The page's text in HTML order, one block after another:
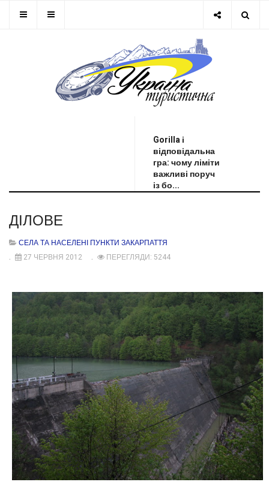
Gorilla і
відповідальна
гра: чому ліміти
важливі поруч
із бо...
ДІЛОВЕ
СЕЛА ТА НАСЕЛЕНІ ПУНКТИ ЗАКАРПАТТЯ
27 ЧЕРВНЯ 2012
ПЕРЕГЛЯДИ: 5244